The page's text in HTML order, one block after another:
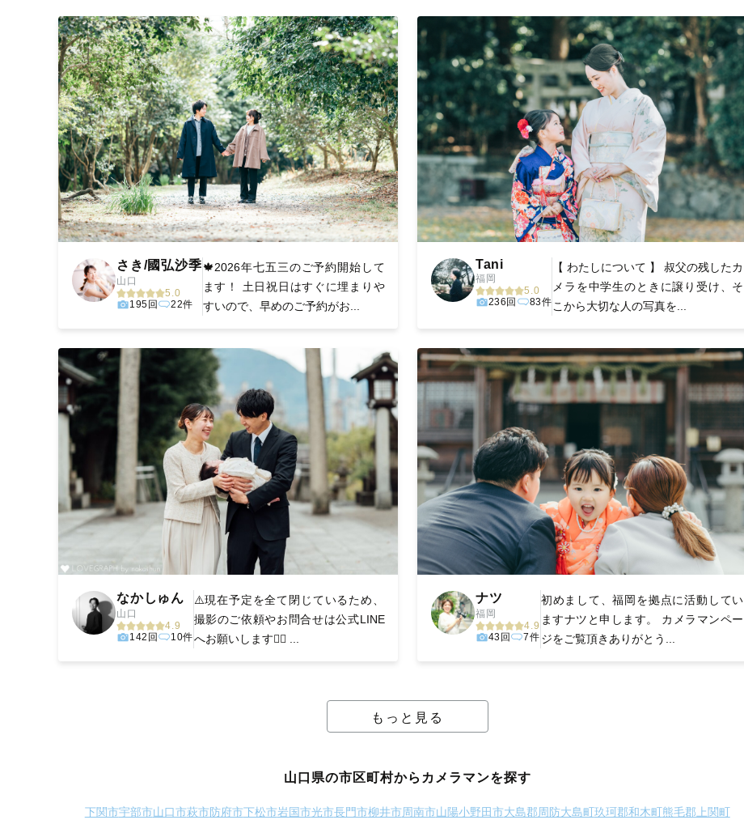
に。きっと「こんな写真を撮ってほしかった！」と思える一枚に出会えます。まずは、ラブグラフの撮影事例をご覧ください。
さき/國弘沙季
山口
5.0
195回
22件
🍁2026年七五三のご予約開始して
ます！ 土日祝日はすぐに埋まりや
すいので、早めのご予約がお...
Tani
福岡
5.0
236回
83件
【 わたしについて 】 叔父の残したカ
メラを中学生のときに譲り受け、そ
こから大切な人の写真を...
なかしゅん
山口
4.9
142回
10件
⚠️現在予定を全て閉じているため、
撮影のご依頼やお問合せは公式LINE
へお願いします🙇‍♂️ ...
ナツ
福岡
4.9
43回
7件
初めまして、福岡を拠点に活動してい
ますナツと申します。 カメラマンペー
ジをご覧頂きありがとう...
もっと見る
山口県の市区町村からカメラマンを探す
下関市宇部市山口市萩市防府市下松市岩国市光市長門市柳井市周南市山陽小野田市大島郡周防大島町玖珂郡和木町熊毛郡上関町